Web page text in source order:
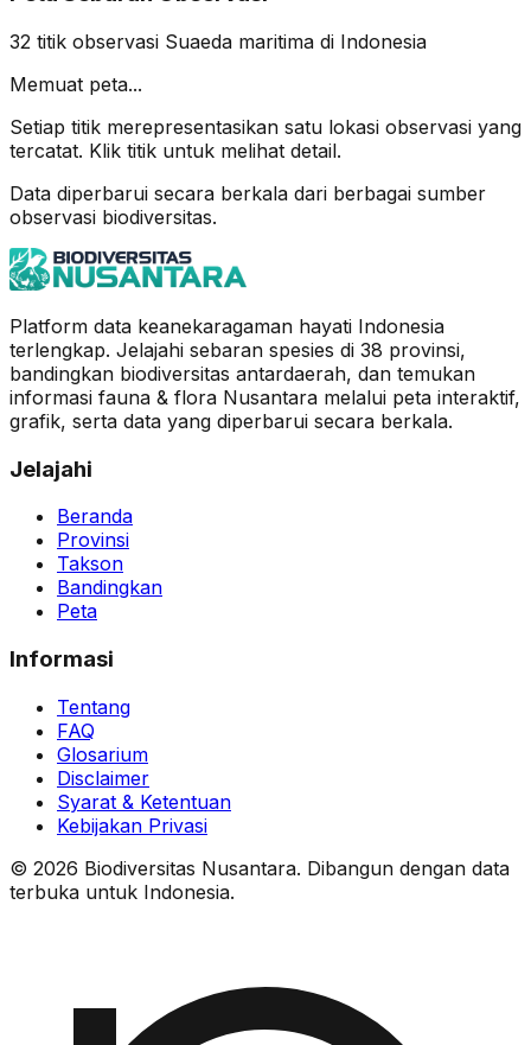
32 titik observasi Suaeda maritima di Indonesia
Memuat peta...
Setiap titik merepresentasikan satu lokasi observasi yang
tercatat. Klik titik untuk melihat detail.
Data diperbarui secara berkala dari berbagai sumber
observasi biodiversitas.
Platform data keanekaragaman hayati Indonesia
terlengkap. Jelajahi sebaran spesies di 38 provinsi,
bandingkan biodiversitas antardaerah, dan temukan
informasi fauna & flora Nusantara melalui peta interaktif,
grafik, serta data yang diperbarui secara berkala.
Jelajahi
Beranda
Provinsi
Takson
Bandingkan
Peta
Informasi
Tentang
FAQ
Glosarium
Disclaimer
Syarat & Ketentuan
Kebijakan Privasi
© 2026 Biodiversitas Nusantara. Dibangun dengan data
terbuka untuk Indonesia.